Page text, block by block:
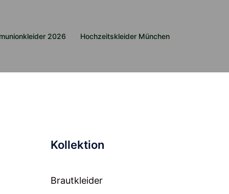
2026 Hochzeitskleider München
Kollektion
Brautkleider